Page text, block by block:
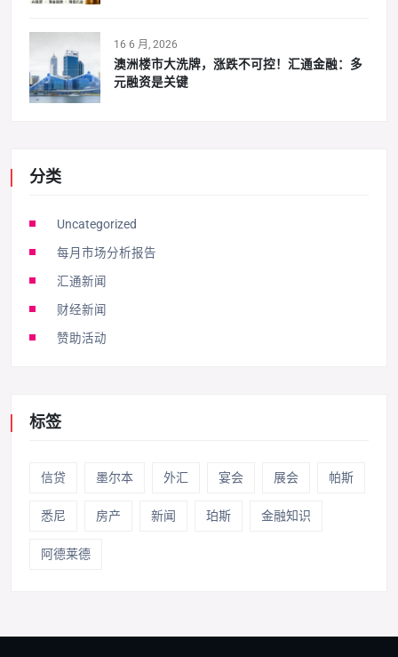
16 6 月, 2026
澳洲楼市大洗牌，涨跌不可控！汇通金融：多
元融资是关键
分类
Uncategorized
每月市场分析报告
汇通新闻
财经新闻
赞助活动
标签
信贷 墨尔本 外汇 宴会 展会 帕斯
悉尼 房产 新闻 珀斯 金融知识
阿德莱德